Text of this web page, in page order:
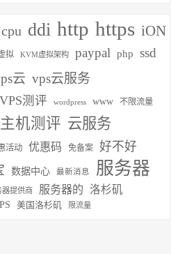
cpu ddi http https iON
拟 KVM虚拟架构 paypal php ssd
云 vps云服务
VPS测评 wordpress www 不限流量
主机测评 云服务
活动 优惠码 免备案
好不好
数据中心 最新消息 服务器
器提供商 服务器的 洛杉矶
美国洛杉矶 限流量